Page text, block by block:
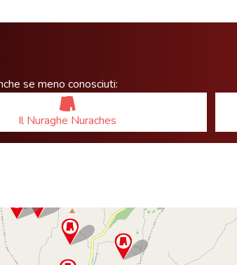
se meno conosciuti:
Il Nuraghe Nuraches